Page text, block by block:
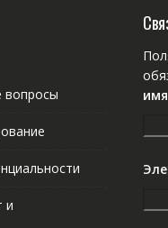
вопросы
и
имя